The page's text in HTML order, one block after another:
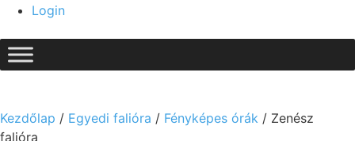
Login
Kezdőlap / Egyedi falióra / Fényképes órák / Zenész
falióra